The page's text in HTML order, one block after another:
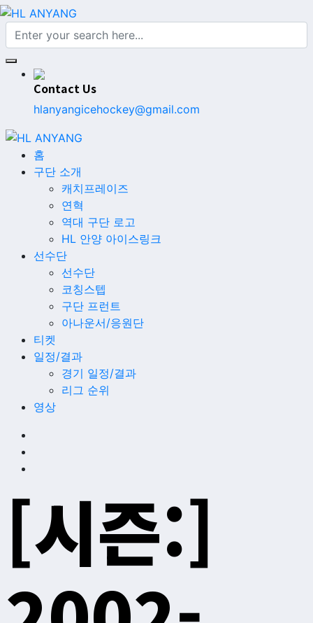
Contact Us
hlanyangicehockey@gmail.com
홈
구단 소개
캐치프레이즈
연혁
역대 구단 로고
HL 안양 아이스링크
선수단
선수단
코칭스텝
구단 프런트
아나운서/응원단
티켓
일정/결과
경기 일정/결과
리그 순위
영상
[시즌:]